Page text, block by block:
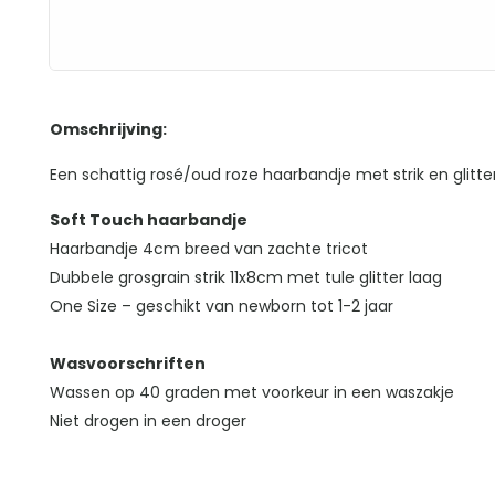
Omschrijving:
Een schattig rosé/oud roze haarbandje met strik en
Soft Touch haarbandje
Haarbandje 4cm breed van zachte tricot
Dubbele grosgrain strik 11x8cm met tule glitter laag
One Size – geschikt van newborn tot 1-2 jaar
Wasvoorschriften
Wassen op 40 graden met voorkeur in een waszakje
Niet drogen in een droger